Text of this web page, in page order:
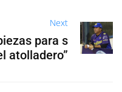
Next
para s
atolladero”